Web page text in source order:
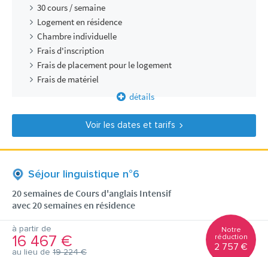
30 cours / semaine
Logement en résidence
Chambre individuelle
Frais d'inscription
Frais de placement pour le logement
Frais de matériel
détails
Voir les dates et tarifs
Séjour linguistique n°6
20 semaines de Cours d'anglais Intensif
avec 20 semaines en résidence
à partir de
16 467 €
au lieu de 19 224 €
Notre
réduction
2 757 €